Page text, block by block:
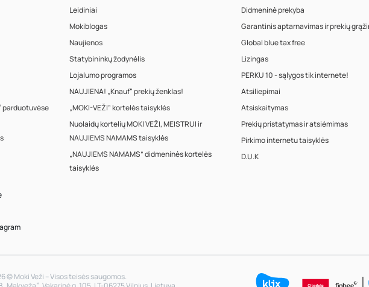
parduotuvėse
Leidiniai
Mokiblogas
Naujienos
Statybininkų žodynėlis
Lojalumo programos
NAUJIENA! „Knauf“ prekių ženklas!
„MOKI-VEŽI” kortelės taisyklės
Nuolaidų kortelių MOKI VEŽI, MEISTRUI ir
NAUJIEMS NAMAMS taisyklės
„NAUJIEMS NAMAMS” didmeninės kortelės
taisyklės
Didmeninė prekyba
Garantinis aptarnavimas ir prekių
Global blue tax free
Lizingas
PERKU 10 - sąlygos tik internete!
Atsiliepimai
Atsiskaitymas
Prekių pristatymas ir atsiėmimas
Pirkimo internetu taisyklės
D.U.K
© Moki Veži – Visos teisės saugomos.